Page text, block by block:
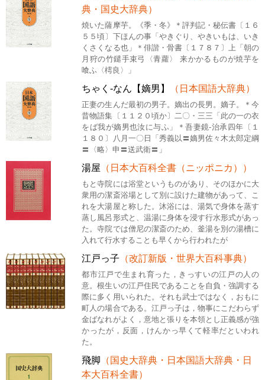
典・国史大辞典）
焼いた薩摩芋。《季・冬》＊評判記・秘伝書〔１６
５５頃〕下ほんの事「やきぐり、やきいもは、いき
くさくなる也」＊俳諧・骨書〔１７８７〕上「朝の
月狩の竹鑓手束弓〈青蘿〉 来かかるものが焼芋を
喰ふ〈樗良〉」
ちゃく‐なん【嫡男】 （日本国語大辞典）
正妻の生んだ最初の男子。嫡出の長男。嫡子。＊今
昔物語集〔１１２０頃か〕二〇・三三「此の一の衣
をば我が嫡男也汝に与ふ」＊吾妻鏡‐治承四年〔１
１８０〕八月一〇日「秀義以〓嫡男佐々木太郎定綱
〓〈略〉申〓送武衛〓」
湯屋 （日本大百科全書（ニッポニカ））
もと寺院には浴堂というものがあり、そのほかに大
衆用の潔斎浴場として別に設けた建物があって、こ
れを大湯屋と称した。沐浴には、湯気で身体を蒸す
蒸し風呂形式と、温湯に身体を浸す行水形式があっ
た。寺院では僧尼の潔斎のため、釜湯を別の湯槽に
入れて行水することも早くから行われたが
江戸っ子 （改訂新版・世界大百科事典）
都市江戸で生まれ育った，きっすいの江戸の人の
意。根生いの江戸住民であることを自負・強調する
際に多く用いられた。それも武士ではなく，おもに
町人の場合である。江戸っ子は，物事にこだわらず
金ばなれがよく，意地と張りを本領とし正義感が強
かったが，反面，けんかっ早くて軽率だといわれ
た。
飛脚 （国史大辞典・日本国語大辞典・日
本大百科全書）